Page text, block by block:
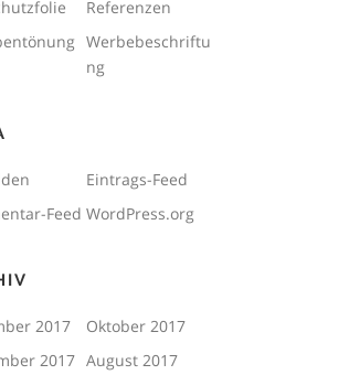
Referenzen
Werbebeschriftu
ng
Eintrags-Feed
Feed WordPress.org
2017
Oktober 2017
2017 August 2017